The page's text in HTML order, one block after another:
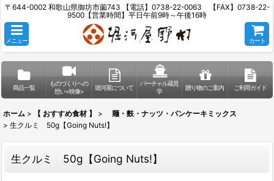
〒644-0002 和歌山県御坊市薗743 【電話】0738-22-0063 【FAX】0738-22-
9500【営業時間】平日午前9時～午後16時
メニュー カート
商品一覧
ものづくりへの
想い<映像>
堀河屋について
バーチャル蔵見
学
贈り物のご案内 ご利用ガイド
ホーム > 【 おすすめ食材 】 >
麺・麩・ナッツ・パンケーキミックス
> 生クルミ 50g【Going Nuts!】
生クルミ 50g【Going Nuts!】